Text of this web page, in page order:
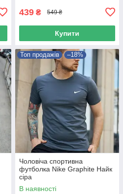
439 ₴ 549 ₴
Купити
Топ продажів –18%
Чоловіча спортивна
футболка Nike Graphite Найк
сіра
В наявності